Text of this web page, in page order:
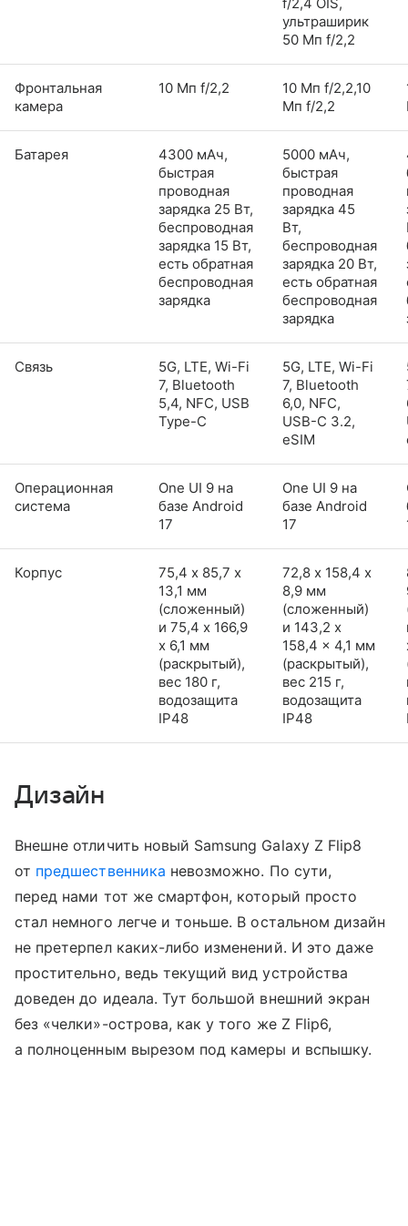
f/2,4 OIS,
ультраширик
50 Мп f/2,2
Фронтальная
камера
10 Мп f/2,2
10 Мп f/2,2,10
Мп f/2,2
Батарея
4300 мАч,
быстрая
проводная
зарядка 25 Вт,
беспроводная
зарядка 15 Вт,
есть обратная
беспроводная
зарядка
5000 мАч,
быстрая
проводная
зарядка 45
Вт,
беспроводная
зарядка 20 Вт,
есть обратная
беспроводная
зарядка
Связь
5G, LTE, Wi-Fi
7, Bluetooth
5,4, NFC, USB
Type-C
5G, LTE, Wi-Fi
7, Bluetooth
6,0, NFC,
USB-C 3.2,
eSIM
Операционная
система
One UI 9 на
базе Android
17
One UI 9 на
базе Android
17
Корпус
75,4 х 85,7 х
13,1 мм
(сложенный)
и 75,4 x 166,9
x 6,1 мм
(раскрытый),
вес 180 г,
водозащита
IP48
72,8 х 158,4 х
8,9 мм
(сложенный)
и 143,2 x
158,4 x 4,1 мм
(раскрытый),
вес 215 г,
водозащита
IP48
Дизайн
Внешне отличить новый Samsung Galaxy Z Flip8
от предшественника невозможно. По сути,
перед нами тот же смартфон, который просто
стал немного легче и тоньше. В остальном дизайн
не претерпел каких-либо изменений. И это даже
простительно, ведь текущий вид устройства
доведен до идеала. Тут большой внешний экран
без «челки»-острова, как у того же Z Flip6,
а полноценным вырезом под камеры и вспышку.